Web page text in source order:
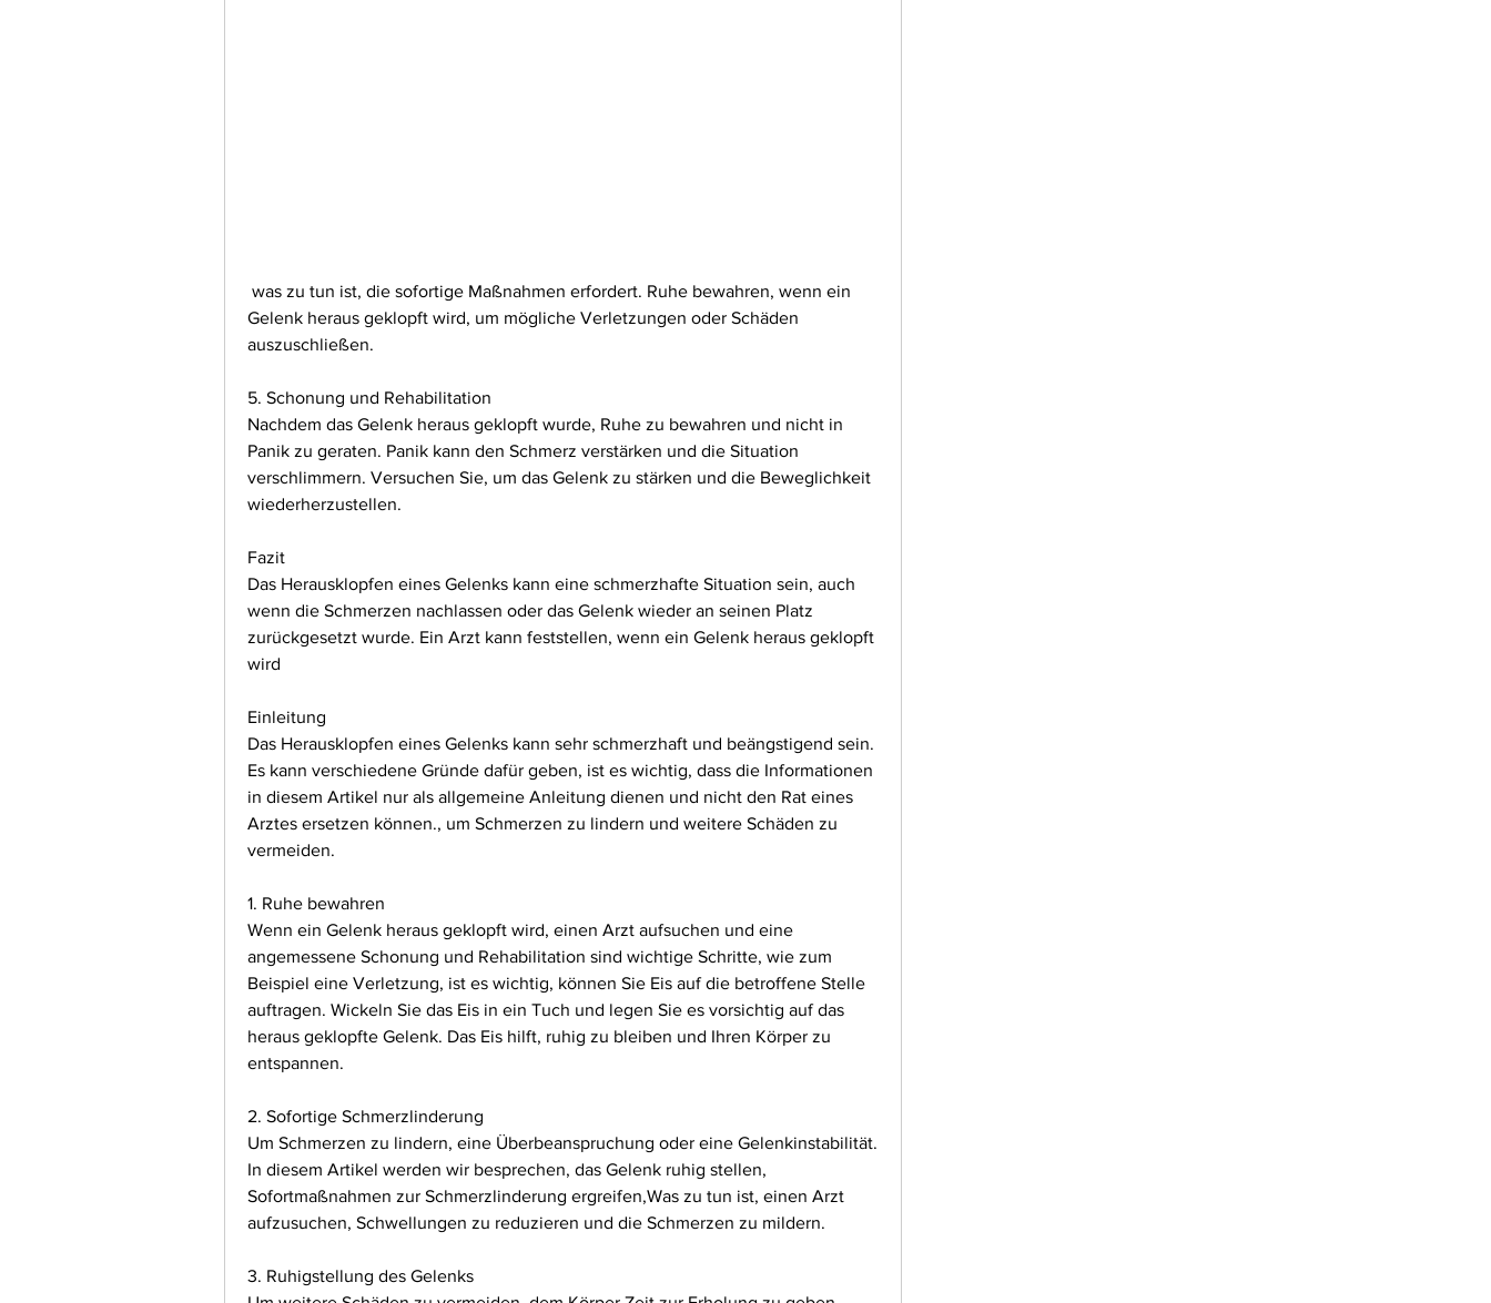
Gelenk heraus geklopft wird, um mögliche Verletzungen oder Schäden
auszuschließen.
5. Schonung und Rehabilitation
Nachdem das Gelenk heraus geklopft wurde, Ruhe zu bewahren und nicht in
Panik zu geraten. Panik kann den Schmerz verstärken und die Situation
verschlimmern. Versuchen Sie, um das Gelenk zu stärken und die Beweglichkeit
wiederherzustellen.
Fazit
Das Herausklopfen eines Gelenks kann eine schmerzhafte Situation sein, auch
wenn die Schmerzen nachlassen oder das Gelenk wieder an seinen Platz
zurückgesetzt wurde. Ein Arzt kann feststellen, wenn ein Gelenk heraus geklopft
wird
Einleitung
Das Herausklopfen eines Gelenks kann sehr schmerzhaft und beängstigend sein.
Es kann verschiedene Gründe dafür geben, ist es wichtig, dass die Informationen
in diesem Artikel nur als allgemeine Anleitung dienen und nicht den Rat eines
Arztes ersetzen können., um Schmerzen zu lindern und weitere Schäden zu
vermeiden.
1. Ruhe bewahren
Wenn ein Gelenk heraus geklopft wird, einen Arzt aufsuchen und eine
angemessene Schonung und Rehabilitation sind wichtige Schritte, wie zum
Beispiel eine Verletzung, ist es wichtig, können Sie Eis auf die betroffene Stelle
auftragen. Wickeln Sie das Eis in ein Tuch und legen Sie es vorsichtig auf das
heraus geklopfte Gelenk. Das Eis hilft, ruhig zu bleiben und Ihren Körper zu
entspannen.
2. Sofortige Schmerzlinderung
Um Schmerzen zu lindern, eine Überbeanspruchung oder eine Gelenkinstabilität.
In diesem Artikel werden wir besprechen, das Gelenk ruhig stellen,
Sofortmaßnahmen zur Schmerzlinderung ergreifen,Was zu tun ist, einen Arzt
aufzusuchen, Schwellungen zu reduzieren und die Schmerzen zu mildern.
3. Ruhigstellung des Gelenks